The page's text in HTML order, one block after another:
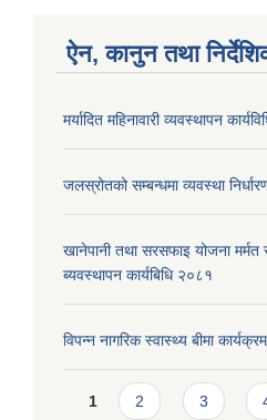
ऐन, कानुन तथा
मर्यादित महिनावारी व्यवस्थापन
जलस्रोतको सम्बन्धमा व्यवस्था
खानेपानी तथा सरसफाइ योजना
ब्यवस्थापन कार्यबिधि २०८१
विपन्न नागरिक स्वास्थ्य बीमा
Pages
1 2 3